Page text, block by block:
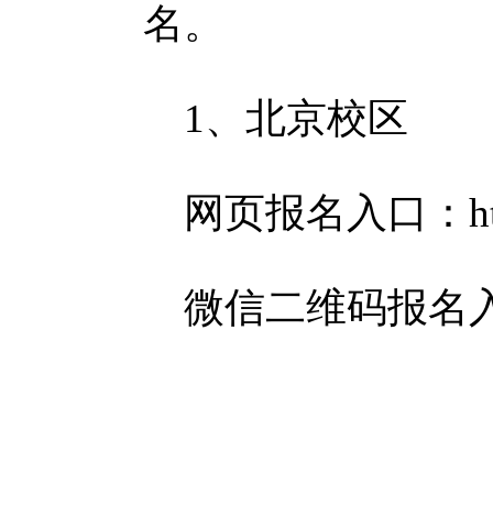
名。
1、北京校区
网页报名入口 ：
微信二维码报名